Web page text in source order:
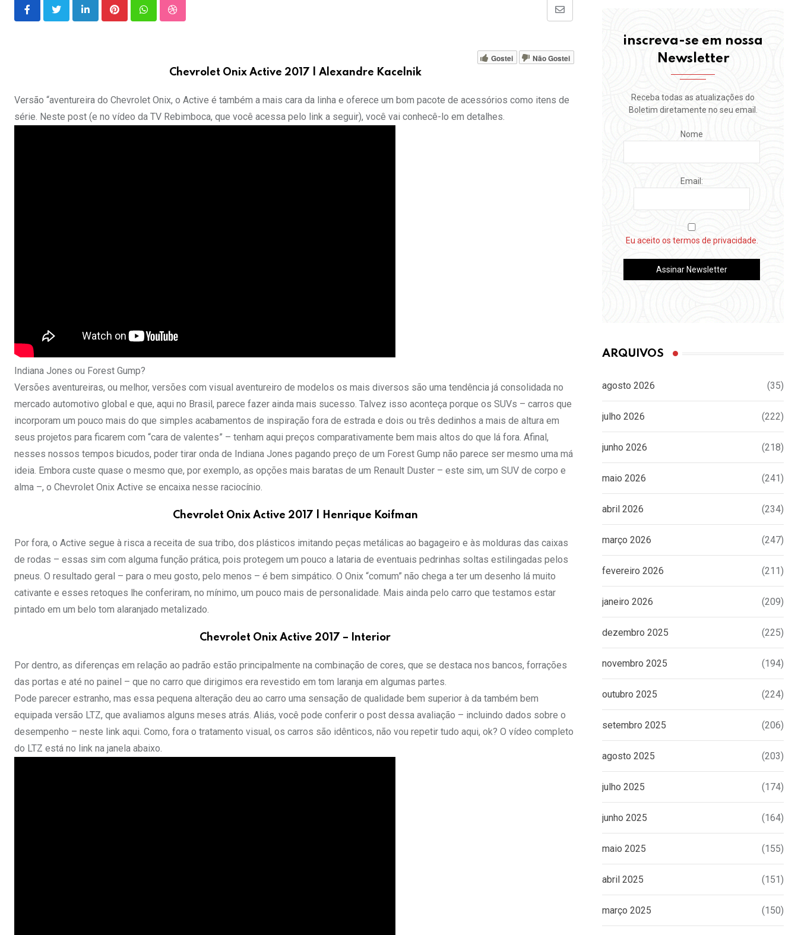
LinkedInPinterestWhatsappStumbleUpon
Share
Email
Gostei
Não Gostei
Chevrolet Onix Active 2017 | Alexandre Kacelnik
Versão “aventureira do Chevrolet Onix, o Active é também a mais cara da linha e oferece um bom pacote de acessórios como itens de
série. Neste post (e no vídeo da TV Rebimboca, que você acessa pelo link a seguir), você vai conhecê-lo em detalhes.
Indiana Jones ou Forest Gump?
Versões aventureiras, ou melhor, versões com visual aventureiro de modelos os mais diversos são uma tendência já consolidada no
mercado automotivo global e que, aqui no Brasil, parece fazer ainda mais sucesso. Talvez isso aconteça porque os SUVs – carros que
incorporam um pouco mais do que simples acabamentos de inspiração fora de estrada e dois ou três dedinhos a mais de altura em
seus projetos para ficarem com “cara de valentes” – tenham aqui preços comparativamente bem mais altos do que lá fora. Afinal,
nesses nossos tempos bicudos, poder tirar onda de Indiana Jones pagando preço de um Forest Gump não parece ser mesmo uma má
ideia. Embora custe quase o mesmo que, por exemplo, as opções mais baratas de um Renault Duster – este sim, um SUV de corpo e
alma –, o Chevrolet Onix Active se encaixa nesse raciocínio.
Chevrolet Onix Active 2017 | Henrique Koifman
Por fora, o Active segue à risca a receita de sua tribo, dos plásticos imitando peças metálicas ao bagageiro e às molduras das caixas
de rodas – essas sim com alguma função prática, pois protegem um pouco a lataria de eventuais pedrinhas soltas estilingadas pelos
pneus. O resultado geral – para o meu gosto, pelo menos – é bem simpático. O Onix “comum” não chega a ter um desenho lá muito
cativante e esses retoques lhe conferiram, no mínimo, um pouco mais de personalidade. Mais ainda pelo carro que testamos estar
pintado em um belo tom alaranjado metalizado.
Chevrolet Onix Active 2017 – Interior
Por dentro, as diferenças em relação ao padrão estão principalmente na combinação de cores, que se destaca nos bancos, forrações
das portas e até no painel – que no carro que dirigimos era revestido em tom laranja em algumas partes.
Pode parecer estranho, mas essa pequena alteração deu ao carro uma sensação de qualidade bem superior à da também bem
equipada versão LTZ, que avaliamos alguns meses atrás. Aliás, você pode conferir o post dessa avaliação – incluindo dados sobre o
desempenho – neste link aqui. Como, fora o tratamento visual, os carros são idênticos, não vou repetir tudo aqui, ok? O vídeo completo
do LTZ está no link na janela abaixo.
inscreva-se em nossa
Newsletter
Receba todas as atualizações do
Boletim diretamente no seu email.
Nome
Email:
Eu aceito os termos de privacidade.
ARQUIVOS
agosto 2026 (35)
julho 2026 (222)
junho 2026 (218)
maio 2026 (241)
abril 2026 (234)
março 2026 (247)
fevereiro 2026 (211)
janeiro 2026 (209)
dezembro 2025 (225)
novembro 2025 (194)
outubro 2025 (224)
setembro 2025 (206)
agosto 2025 (203)
julho 2025 (174)
junho 2025 (164)
maio 2025 (155)
abril 2025 (151)
março 2025 (150)